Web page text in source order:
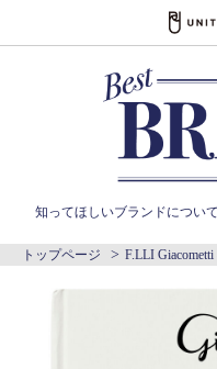
知ってほしいブランドについて
トップページ F.LLI